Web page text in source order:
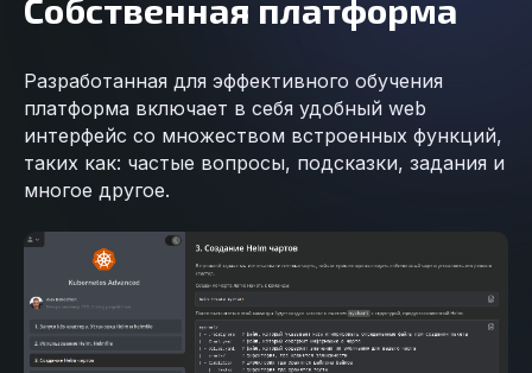
Собственная платформа
Разработанная для эффективного обучения
платформа включает в себя удобный web
интерфейс со множеством встроенных функций,
таких как: частые вопросы, подсказки, задания и
многое другое.